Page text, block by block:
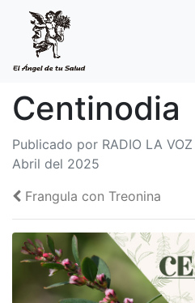
Centinodia
Publicado por RADIO LA
Abril del 2025
Frangula con Treonina